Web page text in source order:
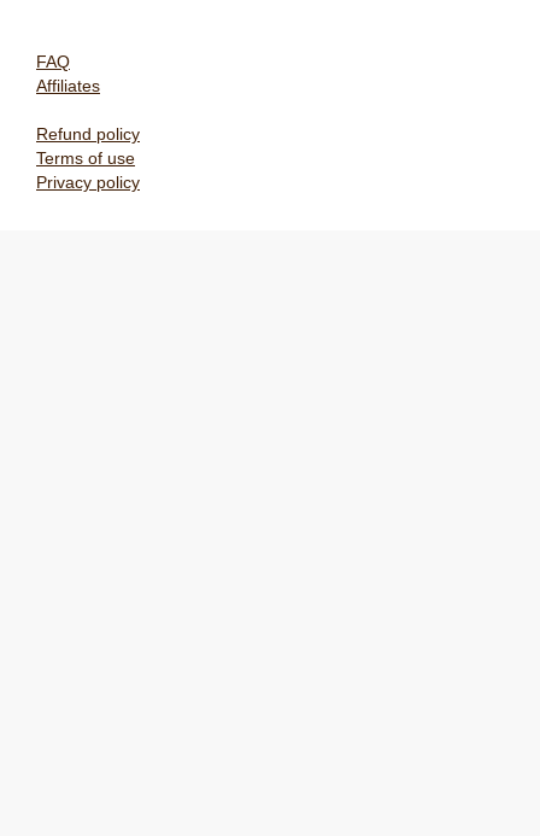
FAQ
Affiliates
Refund policy
Terms of use
Privacy policy